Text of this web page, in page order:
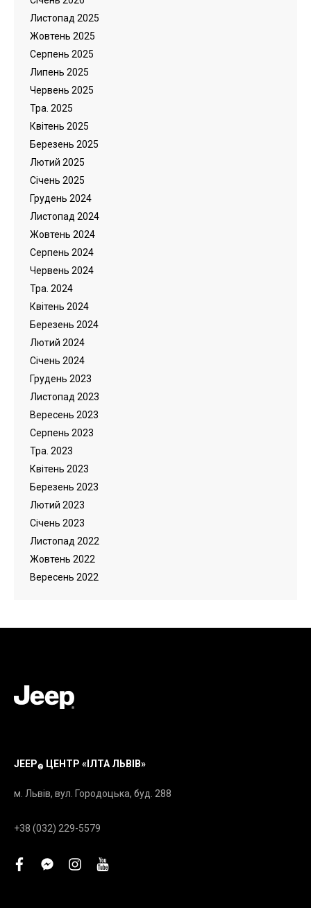
Листопад 2025
Жовтень 2025
Серпень 2025
Липень 2025
Червень 2025
Тра. 2025
Квітень 2025
Березень 2025
Лютий 2025
Cічень 2025
Грудень 2024
Листопад 2024
Жовтень 2024
Серпень 2024
Червень 2024
Тра. 2024
Квітень 2024
Березень 2024
Лютий 2024
Cічень 2024
Грудень 2023
Листопад 2023
Вересень 2023
Серпень 2023
Тра. 2023
Квітень 2023
Березень 2023
Лютий 2023
Cічень 2023
Листопад 2022
Жовтень 2022
Вересень 2022
JEEP® ЦЕНТР «ІЛТА ЛЬВІВ»
м. Львів, вул. Городоцька, буд. 288
+38 (032) 229-5579
facebookfacebook-
instagram
youtube